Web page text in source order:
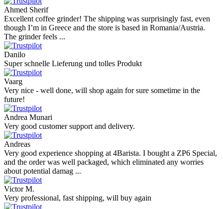
Ahmed Sherif
Excellent coffee grinder! The shipping was surprisingly fast, even
though I’m in Greece and the store is based in Romania/Austria.
The grinder feels ...
Danilo
Super schnelle Lieferung und tolles Produkt
Vaarg
Very nice - well done, will shop again for sure sometime in the
future!
Andrea Munari
Very good customer support and delivery.
Andreas
Very good experience shopping at 4Barista. I bought a ZP6 Special,
and the order was well packaged, which eliminated any worries
about potential damag ...
Victor M.
Very professional, fast shipping, will buy again